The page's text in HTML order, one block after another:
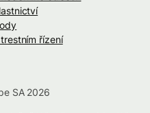
řízení
SA 2026